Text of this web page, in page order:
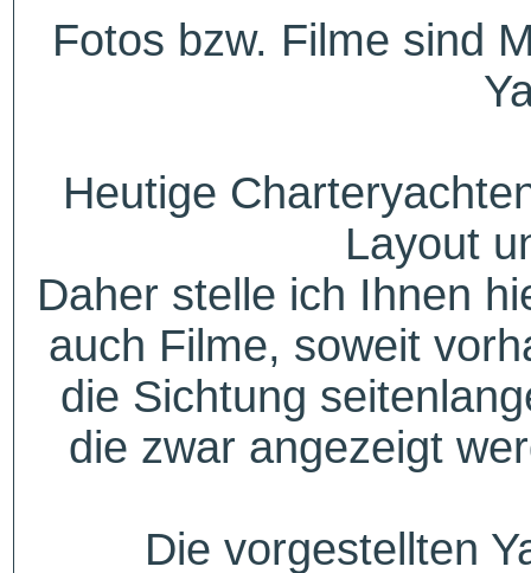
Fotos bzw. Filme sind
Heutige
Layout
Daher stelle ich Ihnen
auch Filme, soweit
die Sichtung
die zwar angezeigt
Die vorgestellten